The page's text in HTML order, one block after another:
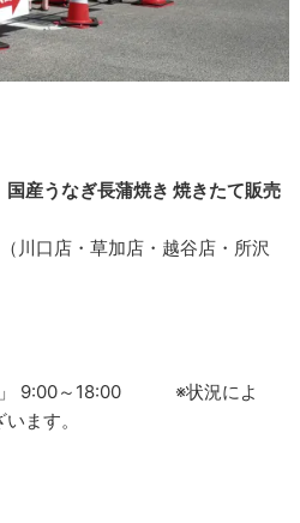
産うなぎ長蒲焼き 焼きたて販売
口店・草加店・越谷店・所沢
」 9:00～18:00 ※状況によ
ます。